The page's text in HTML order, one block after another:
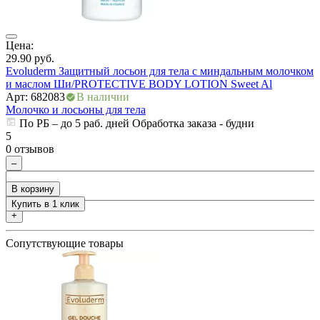
Цена:
29.90 руб.
Evoluderm Защитный лосьон для тела с миндальным молочком
и маслом Ши/PROTECTIVE BODY LOTION Sweet Al
Арт: 682083
В наличии
Молочко и лосьоны для тела
По РБ – до 5 раб. дней Обработка заказа - будни
5
0 отзывов
–
+
В корзину
Купить в 1 клик
Сопутствующие товары